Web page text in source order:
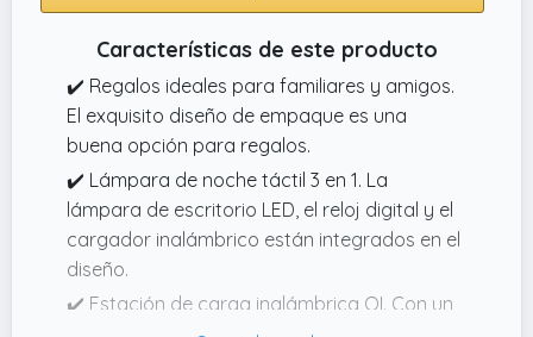
Características de este producto
✔️ Regalos ideales para familiares y amigos.
El exquisito diseño de empaque es una
buena opción para regalos.
✔️ Lámpara de noche táctil 3 en 1. La
lámpara de escritorio LED, el reloj digital y el
cargador inalámbrico están integrados en el
diseño.
✔️ Estación de carga inalámbrica QI. Con un